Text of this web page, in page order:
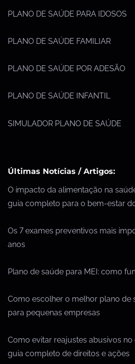
PLANO DE SAÚDE PARA IDOSOS
PLANO DE SAÚDE FAMILIAR
PLANO DE SAÚDE POR ADESÃO
PLANO DE SAÚDE INFANTIL
SIMULADOR PLANO DE SAÚDE
Últimas Notícias / Artigos:
O impacto da alimentação na
guia completo para o bem-estar
Os 7 exames preventivos mais
anos
Plano de saúde para MEI: como
Como escolher o melhor plano de
para pequenas empresas
Como evitar reajustes abusivos
guia completo de direitos e ações